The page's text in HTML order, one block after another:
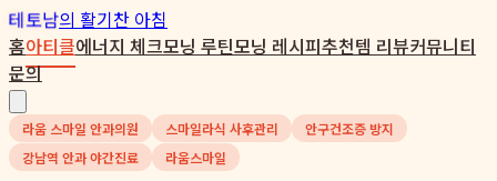
테토남의 활기찬 아침
홈아티클에너지 체크모닝 루틴모닝 레시피추천템 리뷰커뮤니티
문의
라움 스마일 안과의원 스마일라식 사후관리
안구건조증 방지
강남역 안과 야간진료
라움스마일